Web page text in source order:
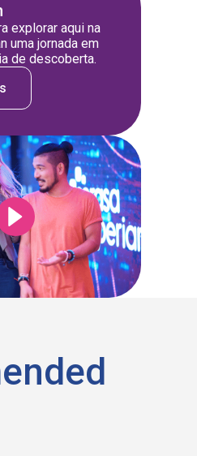
explorar aqui na
uma jornada em
de descoberta.